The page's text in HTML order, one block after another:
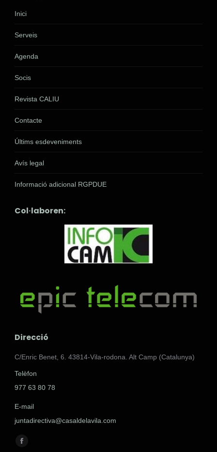
Inici
Serveis
Agenda
Socis
Revista CALIU
Contacte
Últims esdeveniments
Avís legal
Informació adicional RGPDUE
Col·laboren:
Direcció
C/Enric Benet, 6. 43814-Vila-rodona. Alt Camp (Catalunya)
Telèfon
977 63 80 78
E-mail
juntadirectiva@casaldelavila.com
Encuéntranos en: